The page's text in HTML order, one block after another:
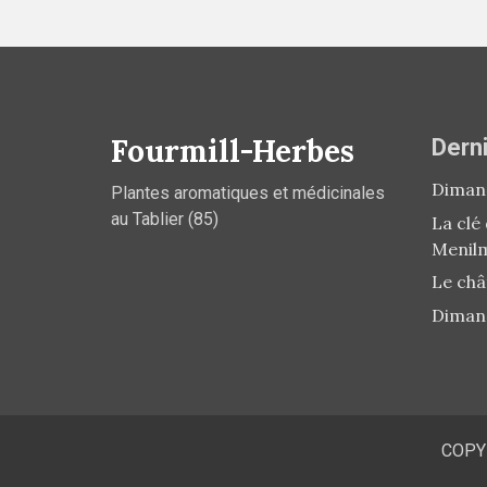
Fourmill-Herbes
Plantes aromatiques et médicinales
au Tablier (85)
La clé
Le